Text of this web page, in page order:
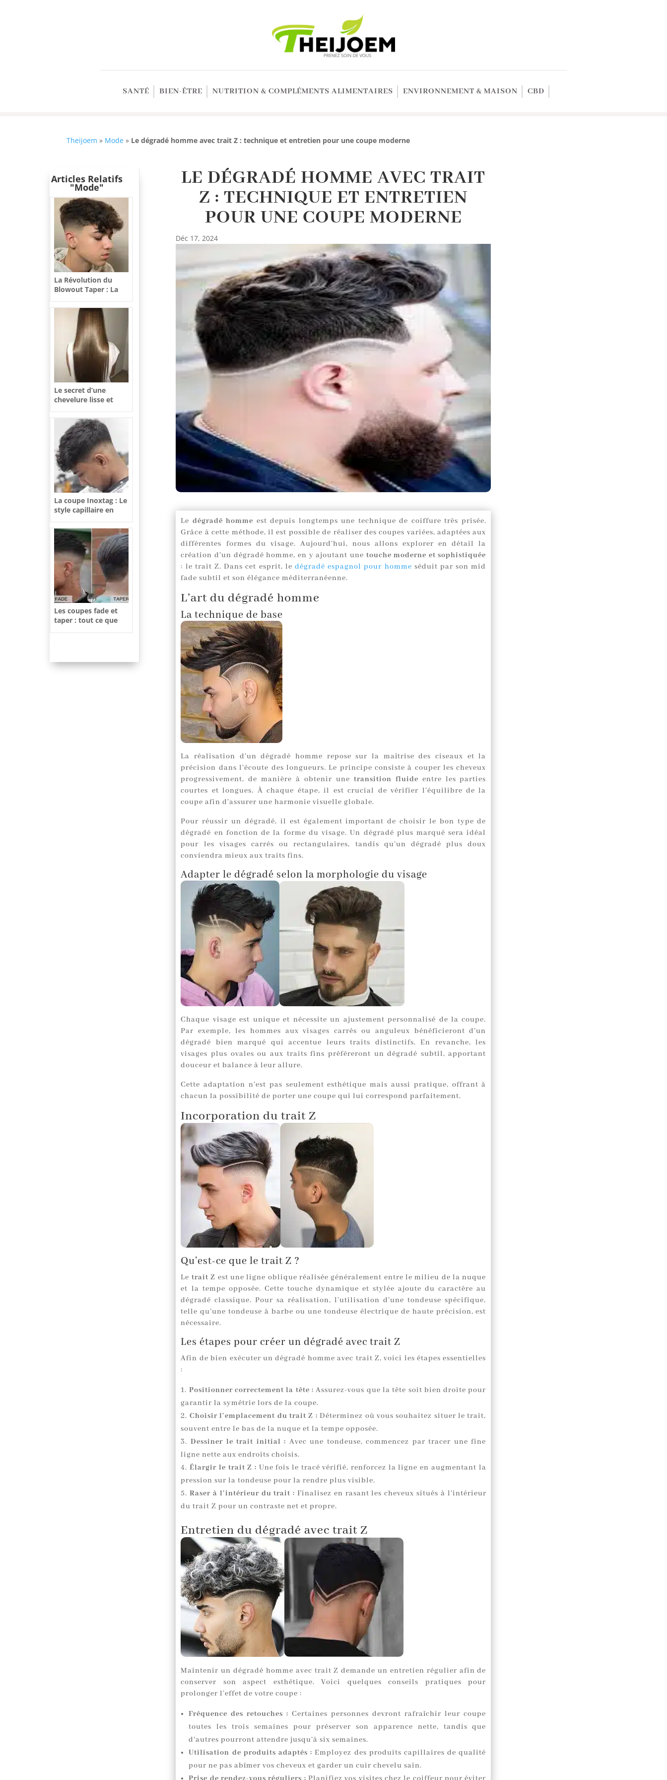
SANTÉ BIEN-ÊTRE NUTRITION & COMPLÉMENTS ALIMENTAIRES ENVIRONNEMENT & MAISON CBD
Theijoem » Mode » Le dégradé homme avec trait Z : technique et entretien pour une coupe moderne
Articles Relatifs
"Mode"
La Révolution du
Blowout Taper : La
Tout
Le secret d’une
chevelure lisse et
lissage brésilien
La coupe Inoxtag : Le
style capillaire en
Les coupes fade et
taper : tout ce que
LE DÉGRADÉ HOMME AVEC TRAIT
Z : TECHNIQUE ET ENTRETIEN
POUR UNE COUPE MODERNE
Déc 17, 2024
Le dégradé homme est depuis longtemps une technique de coiffure très prisée.
Grâce à cette méthode, il est possible de réaliser des coupes variées, adaptées aux
différentes formes du visage. Aujourd’hui, nous allons explorer en détail la
création d’un dégradé homme, en y ajoutant une touche moderne et sophistiquée
: le trait Z. Dans cet esprit, ledégradé espagnol pour homme séduit par son mid
fade subtil et son élégance méditerranéenne.
L’art du dégradé homme
La technique de base
La réalisation d’un dégradé homme repose sur la maîtrise des ciseaux et la
précision dans l’écoute des longueurs. Le principe consiste à couper les cheveux
progressivement, de manière à obtenir une transition fluide entre les parties
courtes et longues. À chaque étape, il est crucial de vérifier l’équilibre de la
coupe afin d’assurer une harmonie visuelle globale.
Pour réussir un dégradé, il est également important de choisir le bon type de
dégradé en fonction de la forme du visage. Un dégradé plus marqué sera idéal
pour les visages carrés ou rectangulaires, tandis qu’un dégradé plus doux
conviendra mieux aux traits fins.
Adapter le dégradé selon la morphologie du visage
Chaque visage est unique et nécessite un ajustement personnalisé de la coupe.
Par exemple, les hommes aux visages carrés ou anguleux bénéficieront d’un
dégradé bien marqué qui accentue leurs traits distinctifs. En revanche, les
visages plus ovales ou aux traits fins préféreront un dégradé subtil, apportant
douceur et balance à leur allure.
Cette adaptation n’est pas seulement esthétique mais aussi pratique, offrant à
chacun la possibilité de porter une coupe qui lui correspond parfaitement.
Incorporation du trait Z
Qu’est-ce que le trait Z ?
Le trait Z est une ligne oblique réalisée généralement entre le milieu de la nuque
et la tempe opposée. Cette touche dynamique et stylée ajoute du caractère au
dégradé classique. Pour sa réalisation, l’utilisation d’une tondeuse spécifique,
telle qu’une tondeuse à barbe ou une tondeuse électrique de haute précision, est
nécessaire.
Les étapes pour créer un dégradé avec trait Z
Afin de bien exécuter un dégradé homme avec trait Z, voici les étapes essentielles
:
Positionner correctement la tête : Assurez-vous que la tête soit bien droite pour
garantir la symétrie lors de la coupe.
Choisir l’emplacement du trait Z : Déterminez où vous souhaitez situer le trait,
souvent entre le bas de la nuque et la tempe opposée.
Dessiner le trait initial : Avec une tondeuse, commencez par tracer une fine
ligne nette aux endroits choisis.
Élargir le trait Z : Une fois le tracé vérifié, renforcez la ligne en augmentant la
pression sur la tondeuse pour la rendre plus visible.
Raser à l’intérieur du trait : Finalisez en rasant les cheveux situés à l’intérieur
du trait Z pour un contraste net et propre.
Entretien du dégradé avec trait Z
Maintenir un dégradé homme avec trait Z demande un entretien régulier afin de
conserver son aspect esthétique. Voici quelques conseils pratiques pour
prolonger l’effet de votre coupe :
Fréquence des retouches : Certaines personnes devront rafraîchir leur coupe
toutes les trois semaines pour préserver son apparence nette, tandis que
d’autres pourront attendre jusqu’à six semaines.
Utilisation de produits adaptés : Employez des produits capillaires de qualité
pour ne pas abîmer vos cheveux et garder un cuir chevelu sain.